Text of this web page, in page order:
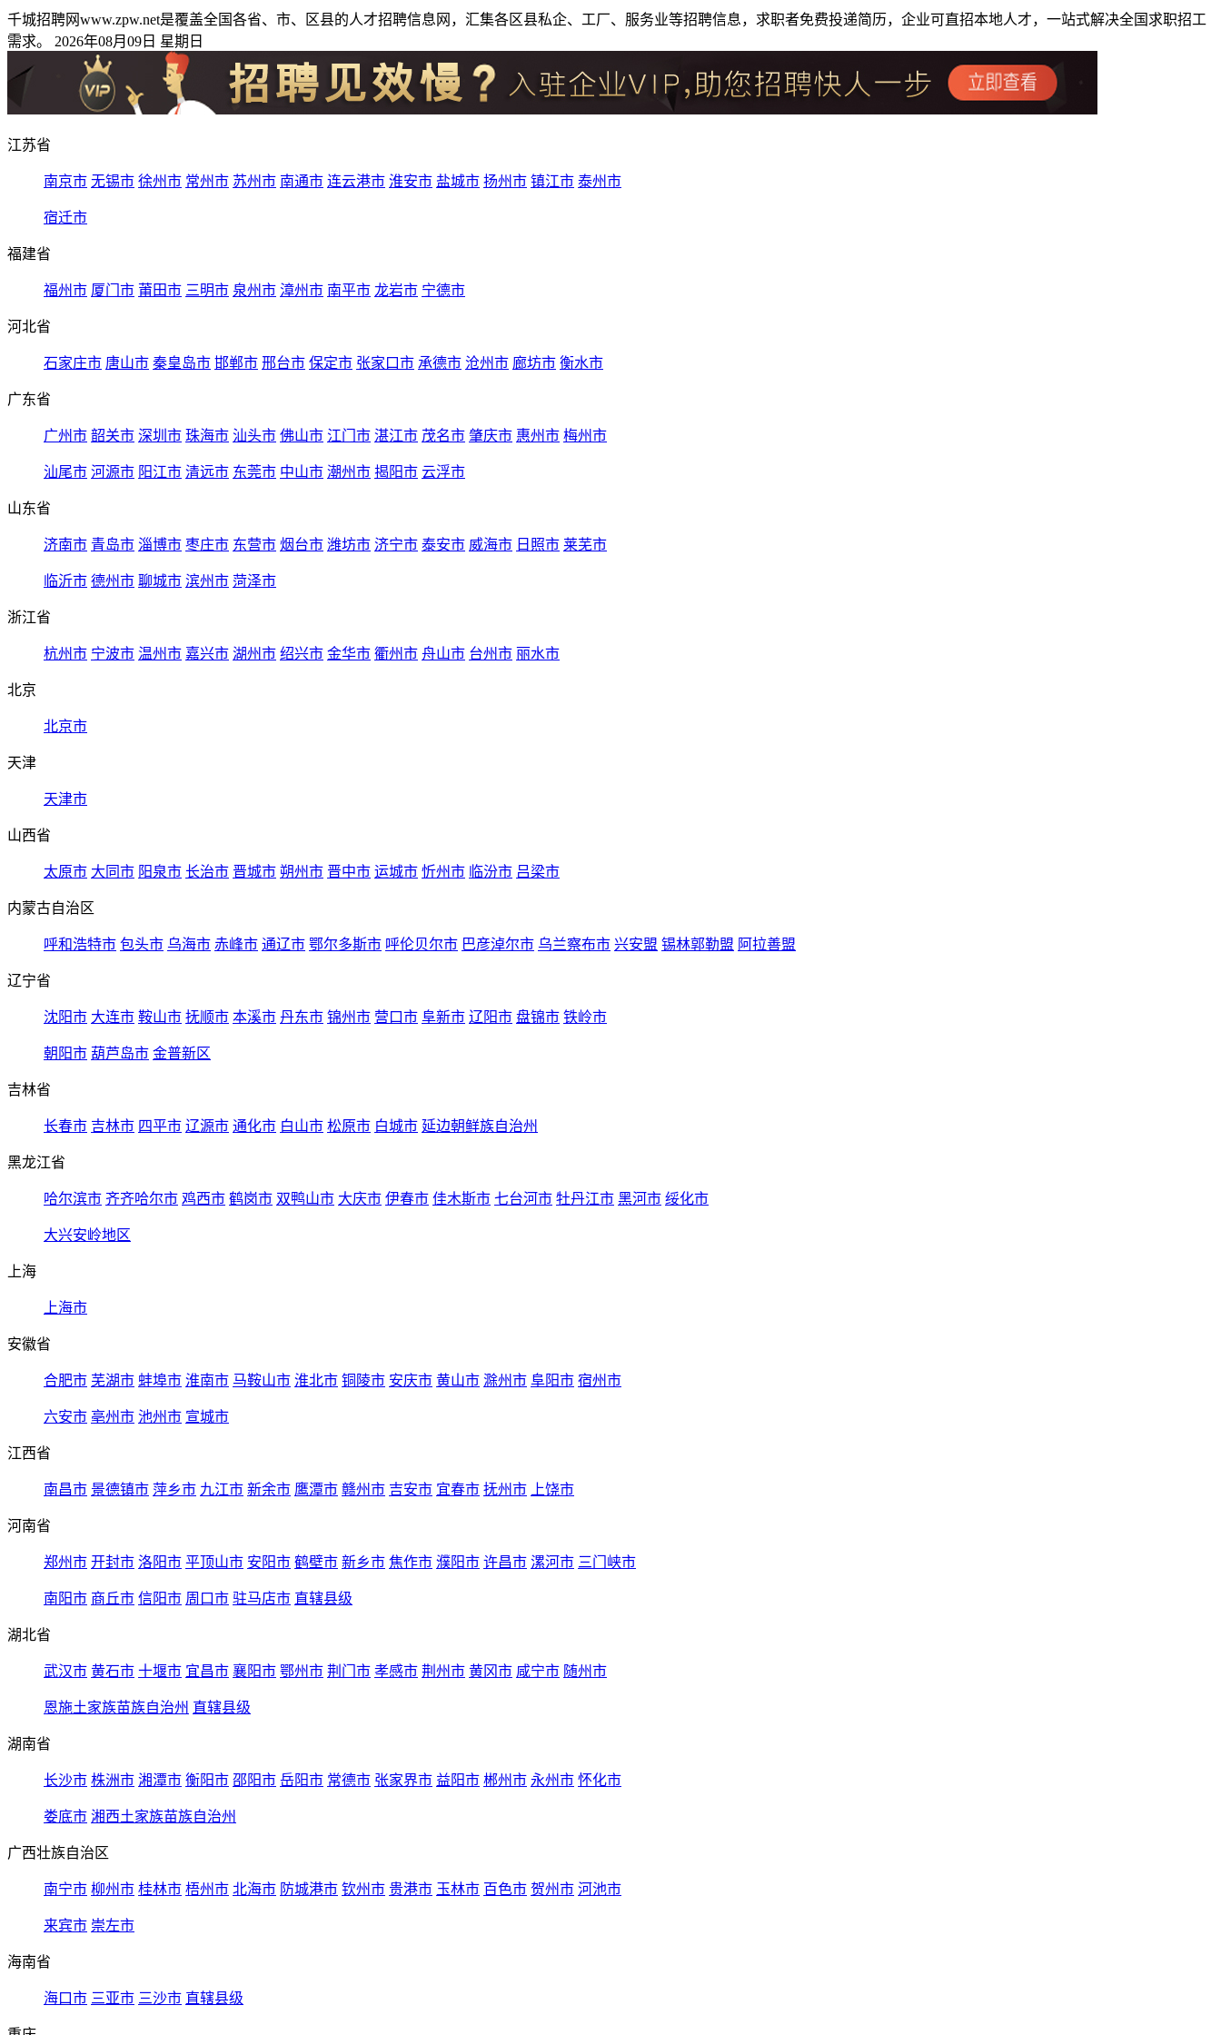
千城招聘网www.zpw.net是覆盖全国各省、市、区县的人才招聘信息网，汇集各区县私企、工厂、服务业等招聘信息，求职者免费投递简历，企业可直招本地人才，一站式解决全国求职招工
需求。 2026年08月09日 星期日
江苏省
南京市 无锡市 徐州市 常州市 苏州市 南通市 连云港市 淮安市 盐城市 扬州市 镇江市 泰州市
宿迁市
福建省
福州市 厦门市 莆田市 三明市 泉州市 漳州市 南平市 龙岩市 宁德市
河北省
石家庄市 唐山市 秦皇岛市 邯郸市 邢台市 保定市 张家口市 承德市 沧州市 廊坊市 衡水市
广东省
广州市 韶关市 深圳市 珠海市 汕头市 佛山市 江门市 湛江市 茂名市 肇庆市 惠州市 梅州市
汕尾市 河源市 阳江市 清远市 东莞市 中山市 潮州市 揭阳市 云浮市
山东省
济南市 青岛市 淄博市 枣庄市 东营市 烟台市 潍坊市 济宁市 泰安市 威海市 日照市 莱芜市
临沂市 德州市 聊城市 滨州市 菏泽市
浙江省
杭州市 宁波市 温州市 嘉兴市 湖州市 绍兴市 金华市 衢州市 舟山市 台州市 丽水市
北京
北京市
天津
天津市
山西省
太原市 大同市 阳泉市 长治市 晋城市 朔州市 晋中市 运城市 忻州市 临汾市 吕梁市
内蒙古自治区
呼和浩特市 包头市 乌海市 赤峰市 通辽市 鄂尔多斯市 呼伦贝尔市 巴彦淖尔市 乌兰察布市 兴安盟 锡林郭勒盟 阿拉善盟
辽宁省
沈阳市 大连市 鞍山市 抚顺市 本溪市 丹东市 锦州市 营口市 阜新市 辽阳市 盘锦市 铁岭市
朝阳市 葫芦岛市 金普新区
吉林省
长春市 吉林市 四平市 辽源市 通化市 白山市 松原市 白城市 延边朝鲜族自治州
黑龙江省
哈尔滨市 齐齐哈尔市 鸡西市 鹤岗市 双鸭山市 大庆市 伊春市 佳木斯市 七台河市 牡丹江市 黑河市 绥化市
大兴安岭地区
上海
上海市
安徽省
合肥市 芜湖市 蚌埠市 淮南市 马鞍山市 淮北市 铜陵市 安庆市 黄山市 滁州市 阜阳市 宿州市
六安市 亳州市 池州市 宣城市
江西省
南昌市 景德镇市 萍乡市 九江市 新余市 鹰潭市 赣州市 吉安市 宜春市 抚州市 上饶市
河南省
郑州市 开封市 洛阳市 平顶山市 安阳市 鹤壁市 新乡市 焦作市 濮阳市 许昌市 漯河市 三门峡市
南阳市 商丘市 信阳市 周口市 驻马店市 直辖县级
湖北省
武汉市 黄石市 十堰市 宜昌市 襄阳市 鄂州市 荆门市 孝感市 荆州市 黄冈市 咸宁市 随州市
恩施土家族苗族自治州 直辖县级
湖南省
长沙市 株洲市 湘潭市 衡阳市 邵阳市 岳阳市 常德市 张家界市 益阳市 郴州市 永州市 怀化市
娄底市 湘西土家族苗族自治州
广西壮族自治区
南宁市 柳州市 桂林市 梧州市 北海市 防城港市 钦州市 贵港市 玉林市 百色市 贺州市 河池市
来宾市 崇左市
海南省
海口市 三亚市 三沙市 直辖县级